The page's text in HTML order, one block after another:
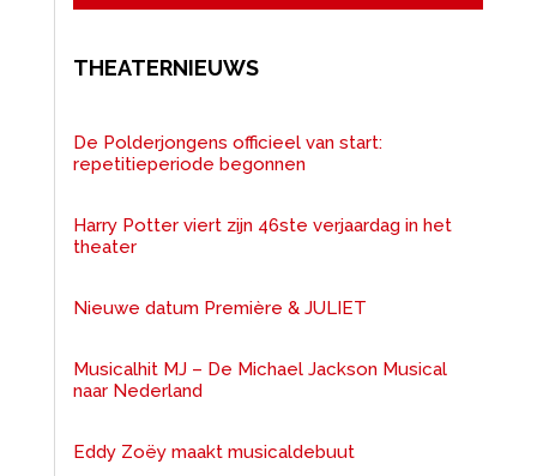
THEATERNIEUWS
De Polderjongens officieel van start:
repetitieperiode begonnen
Harry Potter viert zijn 46ste verjaardag in het
theater
Nieuwe datum Première & JULIET
Musicalhit MJ – De Michael Jackson Musical
naar Nederland
Eddy Zoëy maakt musicaldebuut